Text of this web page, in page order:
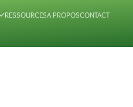
RESSOURCESA PROPOSCONTACT